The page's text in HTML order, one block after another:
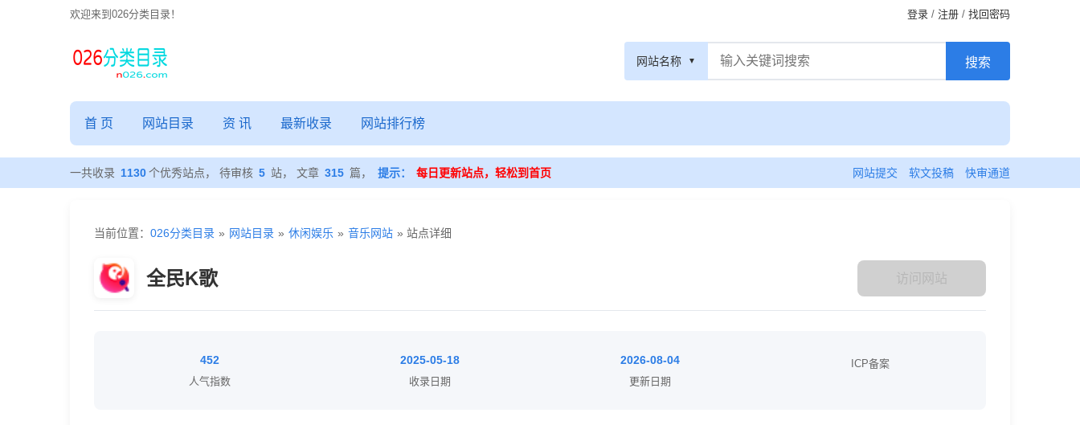
欢迎来到026分类目录！ 登录 / 注册 / 找回密码
网站名称
首 页 网站目录 资 讯 最新收录 网站排行榜
一共收录 1130个优秀站点， 待审核 5 站， 文章 315 篇， 提示： 每日更新站点，轻松到首页 网站提交 软文投稿 快审通道
当前位置： 026分类目录 » 网站目录 » 休闲娱乐 » 音乐网站 » 站点详细
全民K歌 访问网站
452
人气指数
2025-05-18
收录日期
2026-08-04
更新日期
ICP备案